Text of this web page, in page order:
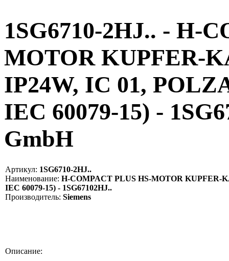
1SG6710-2HJ.. - H-
MOTOR KUPFER-
IP24W, IC 01,
IEC 60079-15) -
GmbH
Артикул: 1SG6710-2HJ..
Наименование: H-COMPACT PLUS HS-MOTOR KUPFER-
IEC 60079-15) - 1SG67102HJ..
Производитель: Siemens
Описание: